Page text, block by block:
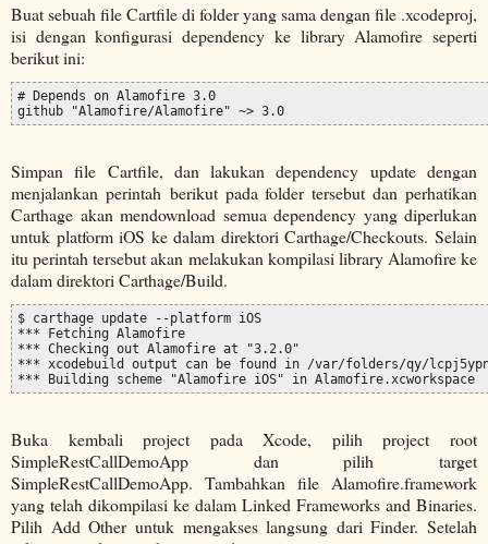
Buat sebuah file Cartfile di folder yang sama dengan file .xcodeproj,
isi dengan konfigurasi dependency ke library Alamofire seperti
berikut ini:
# Depends on Alamofire 3.0
github "Alamofire/Alamofire" ~> 3.0
Simpan file Cartfile, dan lakukan dependency update dengan
menjalankan perintah berikut pada folder tersebut dan perhatikan
Carthage akan mendownload semua dependency yang diperlukan
untuk platform iOS ke dalam direktori Carthage/Checkouts. Selain
itu perintah tersebut akan melakukan kompilasi library Alamofire ke
dalam direktori Carthage/Build.
$ carthage update --platform iOS
*** Fetching Alamofire
*** Checking out Alamofire at "3.2.0"
*** xcodebuild output can be found in /var/folders/qy/
*** Building scheme "Alamofire iOS" in Alamofire.xcworkspace
Buka kembali project pada Xcode, pilih project root
SimpleRestCallDemoApp dan pilih target
SimpleRestCallDemoApp. Tambahkan file Alamofire.framework
yang telah dikompilasi ke dalam Linked Frameworks and Binaries.
Pilih Add Other untuk mengakses langsung dari Finder. Setelah